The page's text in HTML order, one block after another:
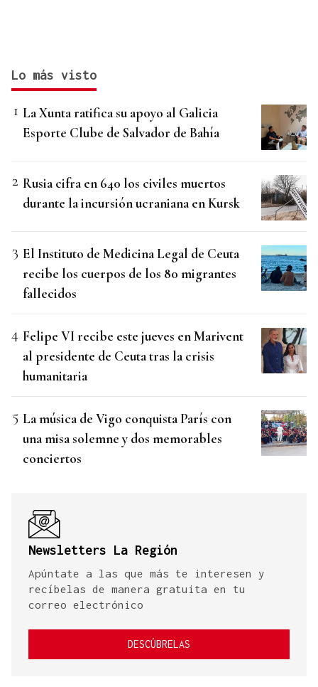
Lo más visto
La Xunta ratifica su apoyo al Galicia
Esporte Clube de Salvador de Bahía
Rusia cifra en 640 los civiles muertos
durante la incursión ucraniana en Kursk
El Instituto de Medicina Legal de Ceuta
recibe los cuerpos de los 80 migrantes
fallecidos
Felipe VI recibe este jueves en Marivent
al presidente de Ceuta tras la crisis
humanitaria
La música de Vigo conquista París con
una misa solemne y dos memorables
conciertos
Newsletters La Región
Apúntate a las que más te interesen y
recíbelas de manera gratuita en tu
correo electrónico
DESCÚBRELAS